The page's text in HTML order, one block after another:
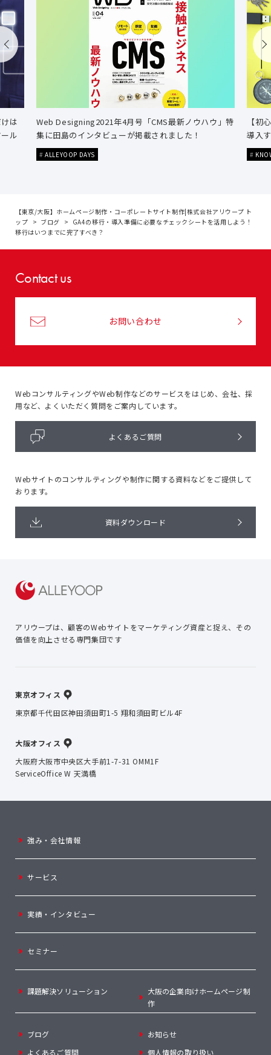
は
ル
Web Designing2021年4月号「CMS最新ノウハウ」特
集に田島のインタビューが掲載されました！
ALLEYOOP DAYS
【初
導入
【東京/大阪】ホームページ制作・コーポレートサイト制作|株式会社アリウープ ト
ップ
ブログ
GA4の移行・導入準備に必要なチェックシートを活用しよう！
移行はいつまでに完了すべき？
Contact us
お問い合わせ
WebコンサルティングやWeb制作などのサービスをはじめ、会社、採
用など、よくいただく質問をご案内しています。
よくあるご質問
Webサイトのコンサルティングや制作に関する資料などをご提供して
おります。
資料ダウンロード
アリウープは、顧客のWebサイトをマーケティング資産と捉え、 その
価値を向上させる専門集団です
東京オフィス
東京都千代田区神田須田町1-5 翔和須田町ビル4F
大阪オフィス
大阪府大阪市中央区大手前1-7-31 OMM1F
ServiceOffice W 天満橋
強み・会社情報
サービス
実績・インタビュー
セミナー
課題解決ソリューション
大阪の企業向けホームページ制
作
ブログ
お知らせ
よくあるご質問
個人情報の取り扱い